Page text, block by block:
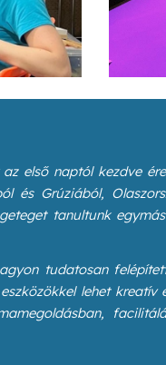
első naptól kezdve
és Grúziából,
tanultunk
tudatosan
lehet kreatív